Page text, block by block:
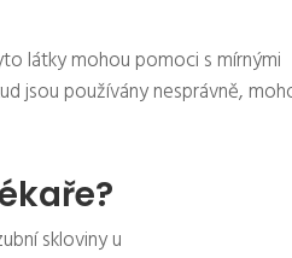
látky mohou pomoci s mírnými
jsou používány nesprávně,
skloviny u